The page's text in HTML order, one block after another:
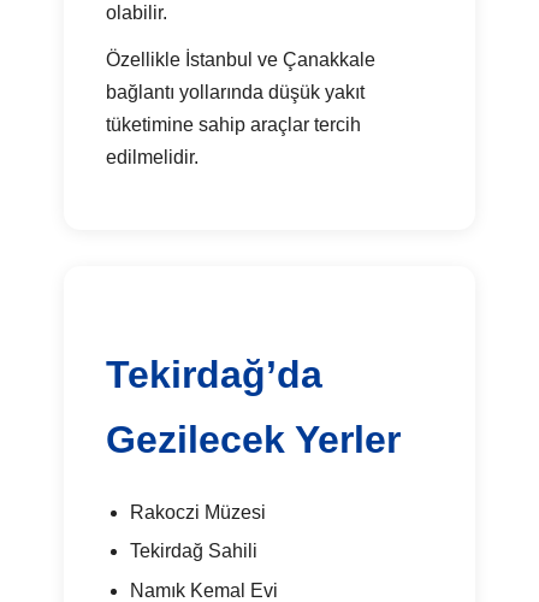
olabilir.
Özellikle İstanbul ve Çanakkale
bağlantı yollarında düşük yakıt
tüketimine sahip araçlar tercih
edilmelidir.
Tekirdağ’da
Gezilecek Yerler
Rakoczi Müzesi
Tekirdağ Sahili
Namık Kemal Evi